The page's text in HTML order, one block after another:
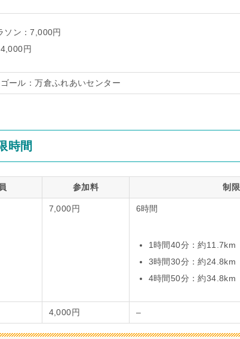
ソン：7,000円
円
ール：万倉ふれあいセンター
時間
参加料 制
7,000円 6時間
1時間40分：約11.7km
3時間30分：約24.8km
4時間50分：約34.8km
4,000円 –